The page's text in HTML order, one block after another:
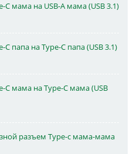
C мама на USB-A мама (USB 3.1)
папа на Type-C папа (USB 3.1)
C мама на Type-C мама (USB
разъем Type-c мама-мама